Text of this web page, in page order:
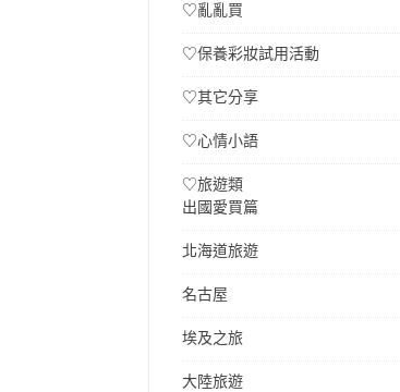
♡亂亂買
♡保養彩妝試用活動
♡其它分享
♡心情小語
♡旅遊類
出國愛買篇
北海道旅遊
名古屋
埃及之旅
大陸旅遊